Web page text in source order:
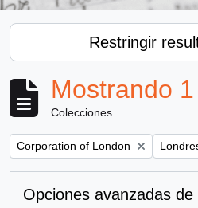
Restringir
Mostrando
Colecciones
Remove filter:
Corporation of London
Opciones avanzadas de